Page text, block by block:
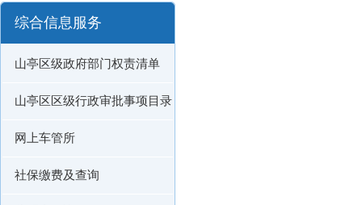
综合信息服务
山亭区级政府部门权责清单
山亭区区级行政审批事项目录
网上车管所
社保缴费及查询